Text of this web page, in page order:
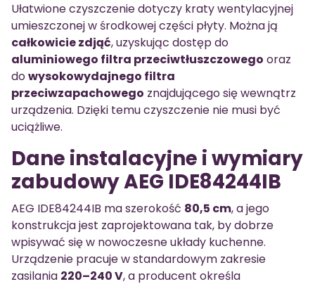
Ułatwione czyszczenie dotyczy kraty wentylacyjnej
umieszczonej w środkowej części płyty. Można ją
całkowicie zdjąć, uzyskując dostęp do
aluminiowego filtra przeciwtłuszczowego oraz
dowysokowydajnego filtra
przeciwzapachowego znajdującego się wewnątrz
urządzenia. Dzięki temu czyszczenie nie musi być
uciążliwe.
Dane instalacyjne i wymiary
zabudowy AEG IDE84244IB
AEG IDE84244IB ma szerokość 80,5 cm, a jego
konstrukcja jest zaprojektowana tak, by dobrze
wpisywać się w nowoczesne układy kuchenne.
Urządzenie pracuje w standardowym zakresie
zasilania 220–240 V, a producent określa